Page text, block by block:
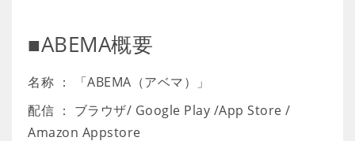
■ABEMA概要
名称 ： 「ABEMA（アベマ）」
配信 ： ブラウザ/ Google Play /App Store /
Amazon Appstore